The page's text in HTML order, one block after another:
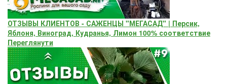
ОТЗЫВЫ КЛИЕНТОВ - САЖЕНЦЫ "МЕГАСАД" | Персик,
Яблоня, Виноград, Кудранья, Лимон 100% соответствие
Переглянути